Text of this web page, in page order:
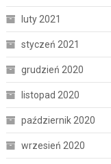
luty 2021
styczeń 2021
grudzień 2020
listopad 2020
październik 2020
wrzesień 2020